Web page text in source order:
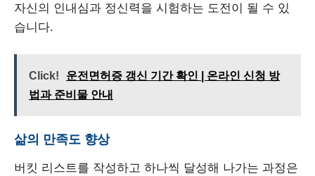
자신의 인내심과 정신력을 시험하는 도전이 될 수 있
습니다.
Click!
운전면허증 갱신 기간 확인 | 온라인 신청 방
법과 준비물 안내
삶의 만족도 향상
버킷 리스트를 작성하고 하나씩 달성해 나가는 과정은